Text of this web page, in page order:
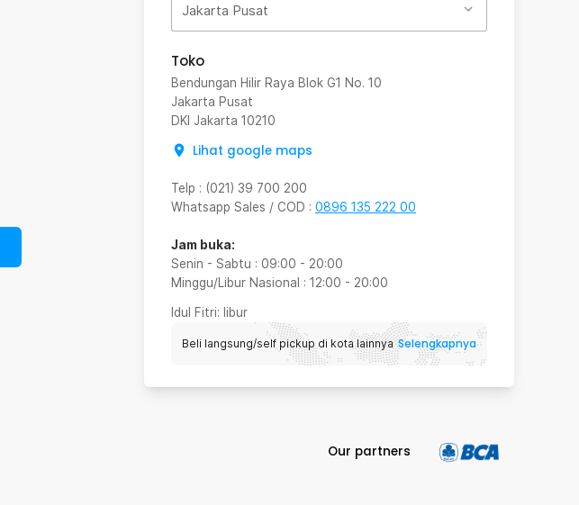
Jakarta Pusat
Toko
Bendungan Hilir Raya Blok G1 No. 10
Jakarta Pusat
DKI Jakarta 10210
Lihat google maps
Telp : (021) 39 700 200
Whatsapp Sales / COD : 0896 135 222 00
Jam buka:
Senin - Sabtu : 09:00 - 20:00
Minggu/Libur Nasional : 12:00 - 20:00
Idul Fitri: libur
Beli langsung/self pickup di kota lainnya Selengkapnya
Our partners